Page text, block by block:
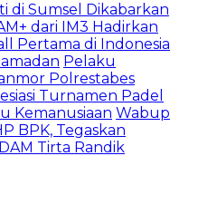
di Sumsel Dikabarkan
dari IM3 Hadirkan
Pertama di Indonesia
Pelaku
Polrestabes
Turnamen Padel
Kemanusiaan Wabup
BPK, Tegaskan
Tirta Randik